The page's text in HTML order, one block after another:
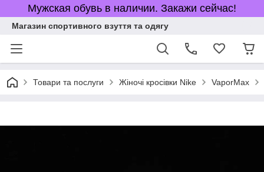
Мужская обувь в наличии. Закажи сейчас!
Магазин спортивного взуття та одягу
Товари та послуги Жіночі кросівки Nike VaporMax